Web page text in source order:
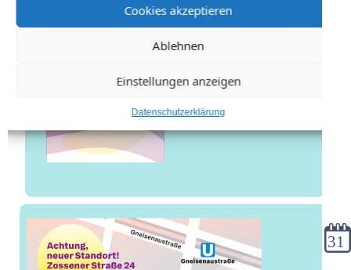
Cookies akzeptieren
Ablehnen
Einstellungen anzeigen
Datenschutzerklärung